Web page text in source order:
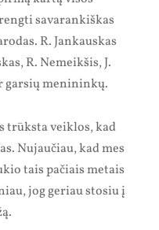
savarankiškas
R. Jankauskas
R. Nemeikšis, J.
garsių menininkų.
trūksta veiklos, kad
Nujaučiau, kad mes
tais pačiais metais
jog geriau stosiu į